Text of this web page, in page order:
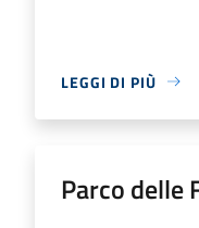
LEGGI DI PIÙ
Parco delle